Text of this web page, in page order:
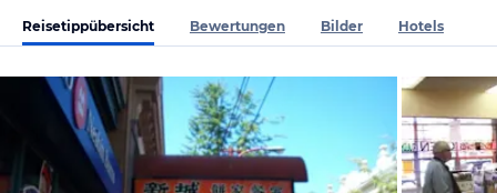
Reisetippübersicht Bewertungen Bilder Hotels